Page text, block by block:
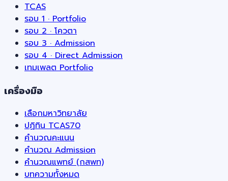
TCAS
รอบ 1 · Portfolio
รอบ 2 · โควตา
รอบ 3 · Admission
รอบ 4 · Direct Admission
เทมเพลต Portfolio
เครื่องมือ
เลือกมหาวิทยาลัย
ปฏิทิน TCAS70
คำนวณคะแนน
คำนวณ Admission
คำนวณแพทย์ (กสพท)
บทความทั้งหมด